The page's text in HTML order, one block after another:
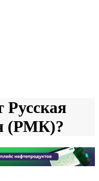
Русская
(РМК)?